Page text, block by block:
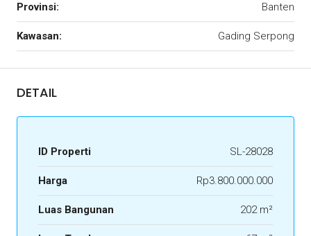
Provinsi: Banten
Kawasan: Gading Serpong
DETAIL
ID Properti SL-28028
Harga Rp3.800.000.000
Luas Bangunan 202 m²